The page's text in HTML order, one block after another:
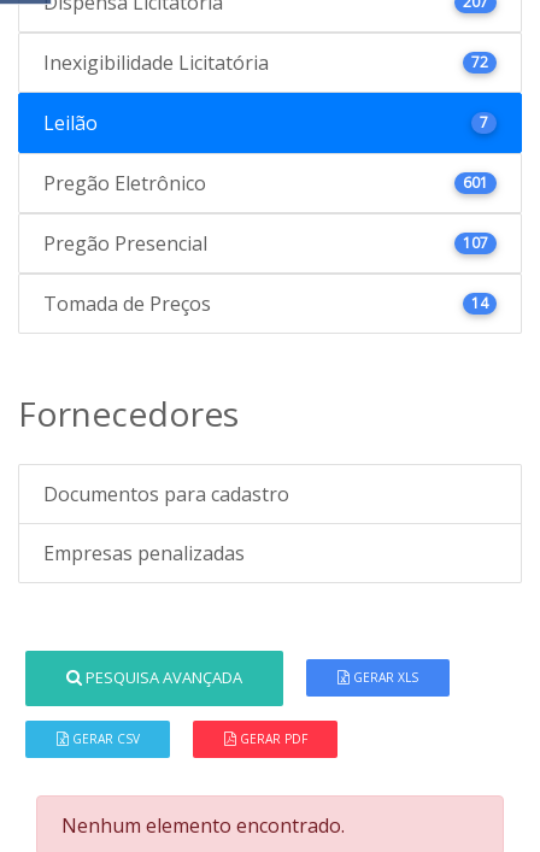
Inexigibilidade Licitatória 72
Leilão 7
Pregão Eletrônico 601
Pregão Presencial 107
Tomada de Preços 14
Fornecedores
Documentos para cadastro
Empresas penalizadas
PESQUISA AVANÇADA GERAR XLS
GERAR CSV GERAR PDF
Nenhum elemento encontrado.